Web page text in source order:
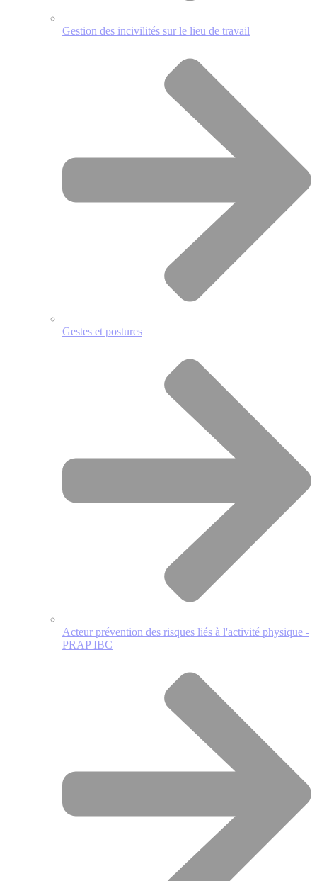
Gestion des incivilités sur le lieu de travail
Gestes et postures
Acteur prévention des risques liés à l'activité physique -
PRAP IBC